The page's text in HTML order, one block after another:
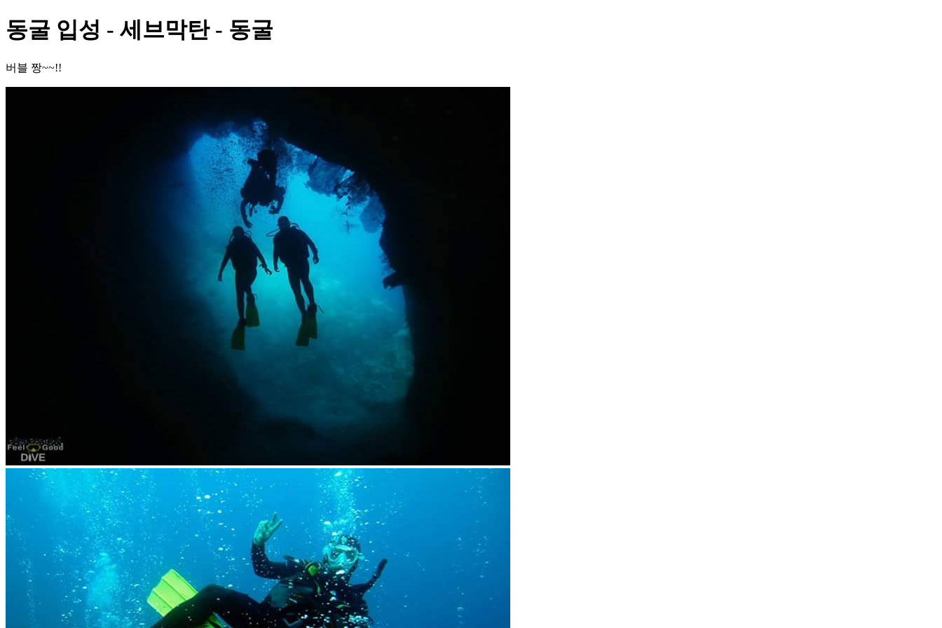
동굴 입성 - 세브막탄 - 동굴
버블 짱~~!!